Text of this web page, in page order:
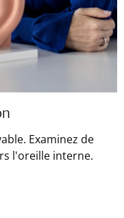
Examinez de
l'oreille interne.